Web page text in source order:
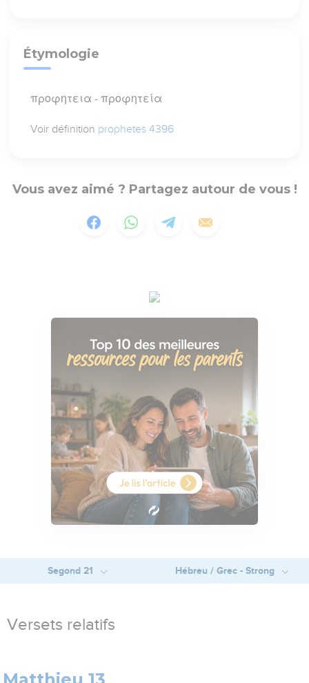
Étymologie
προφητεια - προφητεία
Voir définition prophetes 4396
Vous avez aimé ? Partagez autour de vous !
Segond 21 Hébreu / Grec - Strong
Versets relatifs